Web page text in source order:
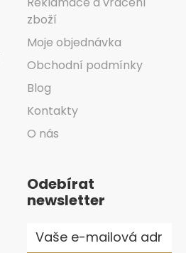
zboží
Moje objednávka
Obchodní podmínky
Blog
Kontakty
O nás
Odebírat
newsletter